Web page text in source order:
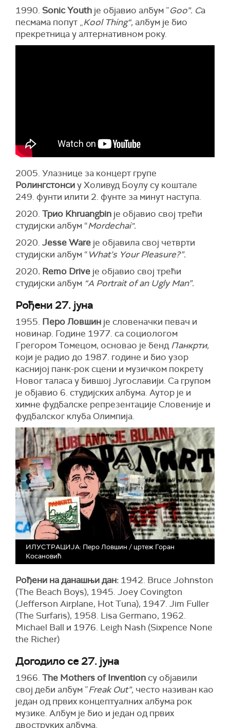
1990. Sonic Youth је објавио албум ”Goo”. Са
песмама попут „Kool Thing“, албум је био
прекретница у алтернативном року.
2005. Улазнице за концерт групе
Ролингстонсиу Холивуд Боулу су коштале
249. фунти илити 2. фунте за минут наступа.
2020. Трио Khruangbin је објавио свој трећи
студијски албум “Mordechai".
2020. Jesse Ware је објавила свој четврти
студијски албум “What’s Your Pleasure?”.
2020. Remo Drive је објавио свој трећи
студијски албум “A Portrait of an Ugly Man”.
Рођени 27. јуна
1955. Перо Ловшин је словеначки певач и
новинар. Године 1977. са социологом
Грегором Томецом, основао је бендПанкрти,
који је радио до 1987. године и био узор
каснијој панк-рок сцени и музичком покрету
Новог таласа у бившој Југославији. Са групом
је објавио 6. студијских албума. Аутор је и
химне фудбалске репрезентације Словеније и
фудбалског клуба Олимпија.
ИЛУСТРАЦИЈА: Перо Ловшин / цртеж Горан
Косановић
Рођени на данашњи дан: 1942. Bruce Johnston
(The Beach Boys), 1945. Joey Covington
(Jefferson Airplane, Hot Tuna), 1947. Jim Fuller
(The Surfaris), 1958. Lisa Germano, 1962.
Michael Ball и 1976. Leigh Nash (Sixpence None
the Richer)
Догодило се 27. јуна
1966. The Mothers of Invention су објавили
свој деби албум ”Freak Out”, често називан као
један од првих концептуалних албума рок
музике. Албум је био и један од првих
двоструких албума.